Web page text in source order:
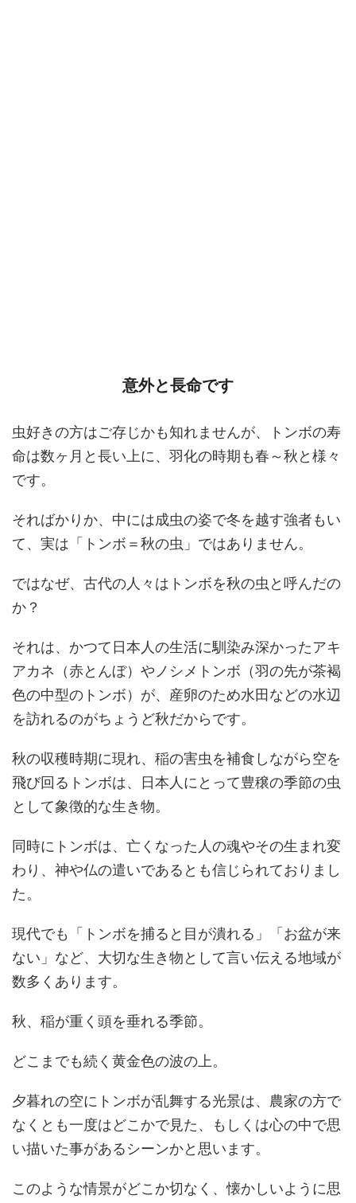
意外と長命です
虫好きの方はご存じかも知れませんが、トンボの寿
命は数ヶ月と長い上に、羽化の時期も春～秋と様々
です。
そればかりか、中には成虫の姿で冬を越す強者もい
て、実は「トンボ＝秋の虫」ではありません。
ではなぜ、古代の人々はトンボを秋の虫と呼んだの
か？
それは、かつて日本人の生活に馴染み深かったアキ
アカネ（赤とんぼ）やノシメトンボ（羽の先が茶褐
色の中型のトンボ）が、産卵のため水田などの水辺
を訪れるのがちょうど秋だからです。
秋の収穫時期に現れ、稲の害虫を補食しながら空を
飛び回るトンボは、日本人にとって豊穣の季節の虫
として象徴的な生き物。
同時にトンボは、亡くなった人の魂やその生まれ変
わり、神や仏の遣いであるとも信じられておりまし
た。
現代でも「トンボを捕ると目が潰れる」「お盆が来
ない」など、大切な生き物として言い伝える地域が
数多くあります。
秋、稲が重く頭を垂れる季節。
どこまでも続く黄金色の波の上。
夕暮れの空にトンボが乱舞する光景は、農家の方で
なくとも一度はどこかで見た、もしくは心の中で思
い描いた事があるシーンかと思います。
このような情景がどこか切なく、懐かしいように思